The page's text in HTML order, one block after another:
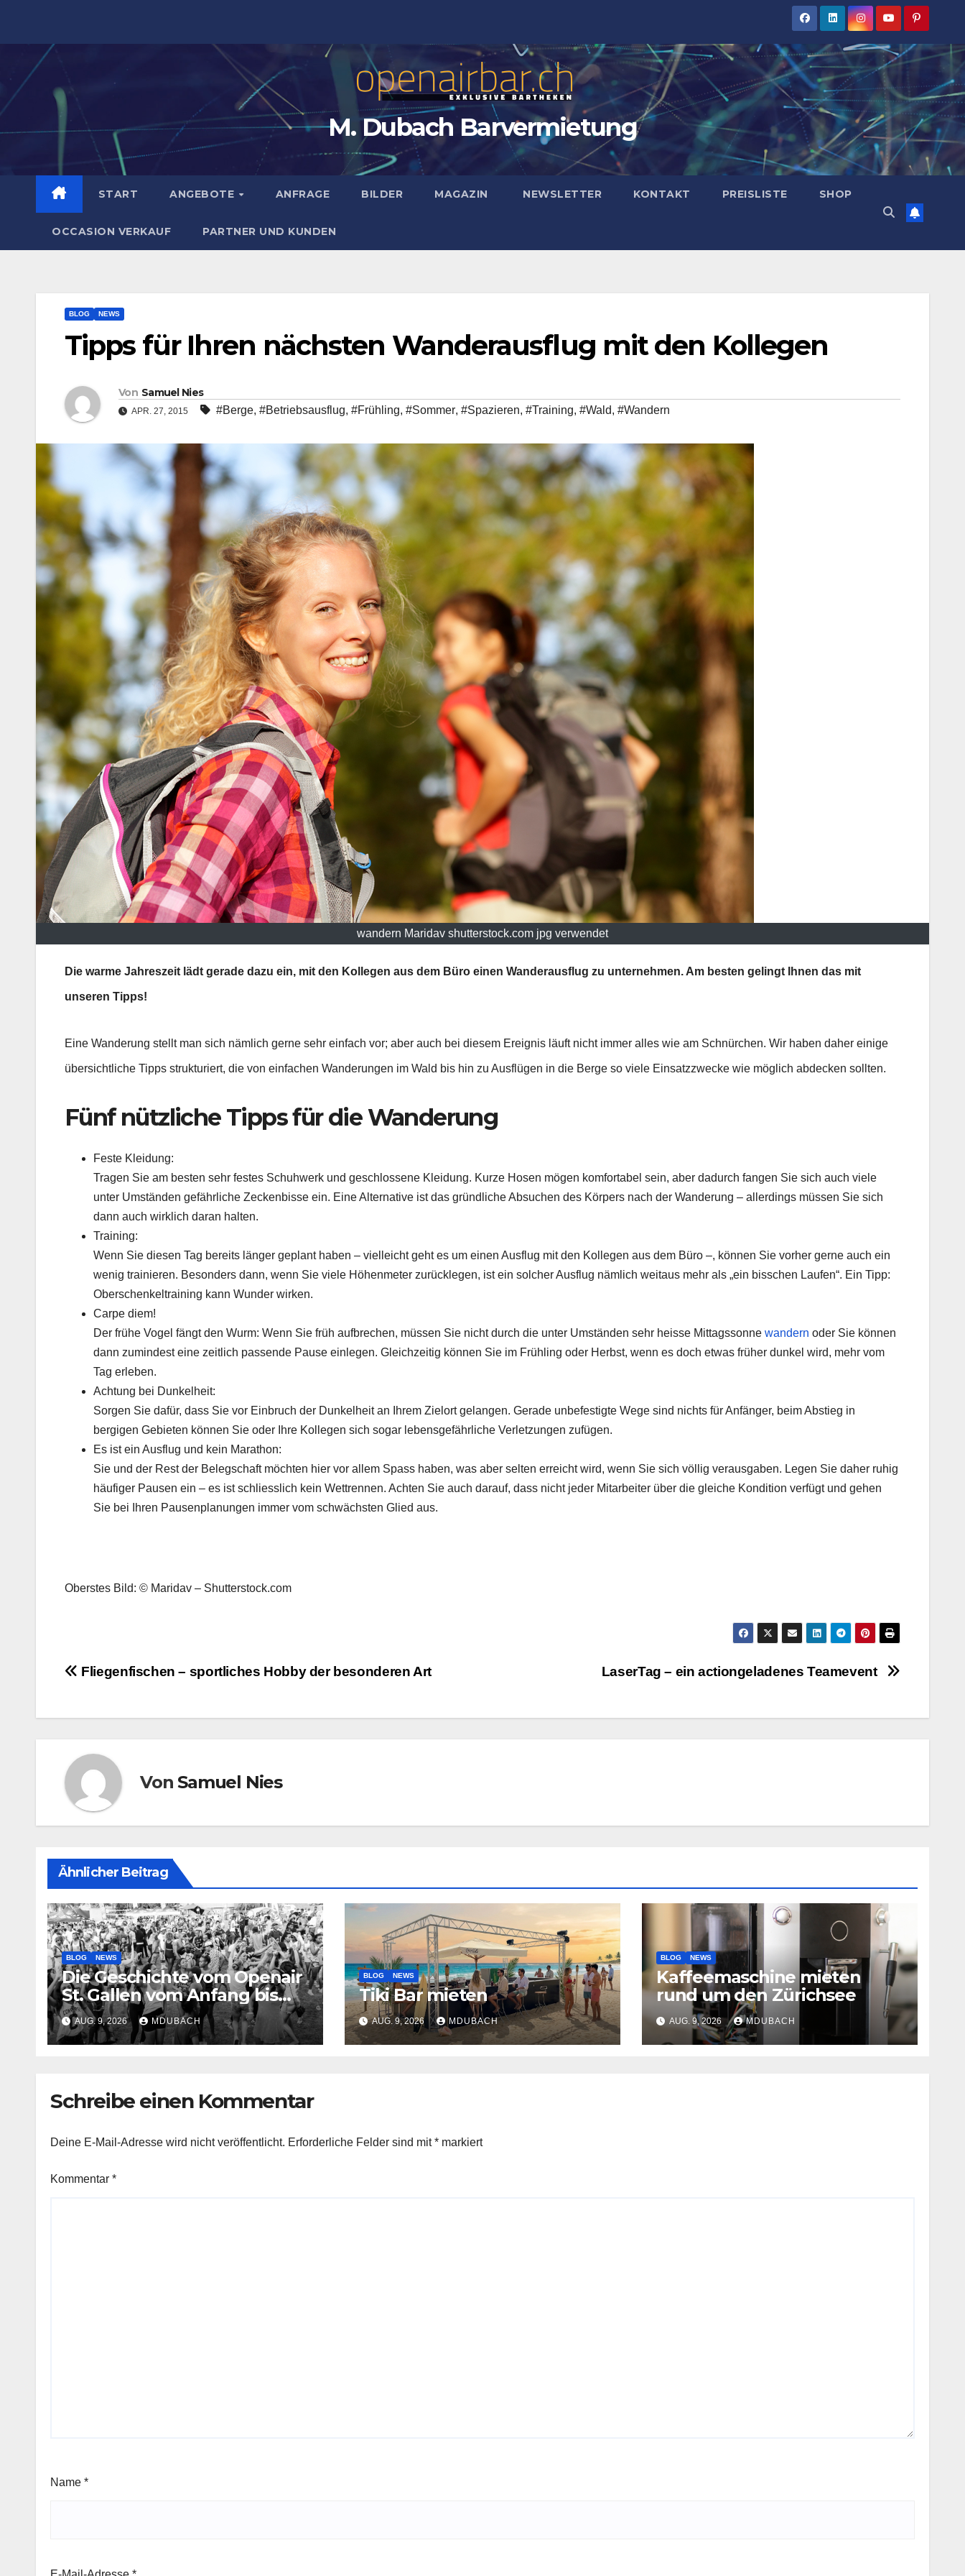
M. Dubach Barvermietung
START ANGEBOTE ANFRAGE BILDER MAGAZIN NEWSLETTER KONTAKT PREISLISTE SHOP
OCCASION VERKAUF PARTNER UND KUNDEN
BLOG NEWS
Tipps für Ihren nächsten Wanderausflug mit den Kollegen
Von Samuel Nies
APR. 27, 2015 #Berge, #Betriebsausflug, #Frühling, #Sommer, #Spazieren, #Training, #Wald, #Wandern
wandern Maridav shutterstock.com jpg verwendet
Die warme Jahreszeit lädt gerade dazu ein, mit den Kollegen aus dem Büro einen Wanderausflug zu unternehmen. Am besten gelingt Ihnen das mit
unseren Tipps!
Eine Wanderung stellt man sich nämlich gerne sehr einfach vor; aber auch bei diesem Ereignis läuft nicht immer alles wie am Schnürchen. Wir haben daher einige
übersichtliche Tipps strukturiert, die von einfachen Wanderungen im Wald bis hin zu Ausflügen in die Berge so viele Einsatzzwecke wie möglich abdecken sollten.
Fünf nützliche Tipps für die Wanderung
Feste Kleidung:
Tragen Sie am besten sehr festes Schuhwerk und geschlossene Kleidung. Kurze Hosen mögen komfortabel sein, aber dadurch fangen Sie sich auch viele
unter Umständen gefährliche Zeckenbisse ein. Eine Alternative ist das gründliche Absuchen des Körpers nach der Wanderung – allerdings müssen Sie sich
dann auch wirklich daran halten.
Training:
Wenn Sie diesen Tag bereits länger geplant haben – vielleicht geht es um einen Ausflug mit den Kollegen aus dem Büro –, können Sie vorher gerne auch ein
wenig trainieren. Besonders dann, wenn Sie viele Höhenmeter zurücklegen, ist ein solcher Ausflug nämlich weitaus mehr als „ein bisschen Laufen“. Ein Tipp:
Oberschenkeltraining kann Wunder wirken.
Carpe diem!
Der frühe Vogel fängt den Wurm: Wenn Sie früh aufbrechen, müssen Sie nicht durch die unter Umständen sehr heisse Mittagssonne wandern oder Sie können
dann zumindest eine zeitlich passende Pause einlegen. Gleichzeitig können Sie im Frühling oder Herbst, wenn es doch etwas früher dunkel wird, mehr vom
Tag erleben.
Achtung bei Dunkelheit:
Sorgen Sie dafür, dass Sie vor Einbruch der Dunkelheit an Ihrem Zielort gelangen. Gerade unbefestigte Wege sind nichts für Anfänger, beim Abstieg in
bergigen Gebieten können Sie oder Ihre Kollegen sich sogar lebensgefährliche Verletzungen zufügen.
Es ist ein Ausflug und kein Marathon:
Sie und der Rest der Belegschaft möchten hier vor allem Spass haben, was aber selten erreicht wird, wenn Sie sich völlig verausgaben. Legen Sie daher ruhig
häufiger Pausen ein – es ist schliesslich kein Wettrennen. Achten Sie auch darauf, dass nicht jeder Mitarbeiter über die gleiche Kondition verfügt und gehen
Sie bei Ihren Pausenplanungen immer vom schwächsten Glied aus.
Oberstes Bild: © Maridav – Shutterstock.com
Beitragsnavigation LaserTag – ein actiongeladenes Teamevent
Fliegenfischen – sportliches Hobby der besonderen Art
Von Samuel Nies
Ähnlicher Beitrag
BLOG NEWS
Die Geschichte vom Openair
St. Gallen vom Anfang bis
jetzt
AUG. 9, 2026 MDUBACH
BLOG NEWS
Tiki Bar mieten
AUG. 9, 2026 MDUBACH
BLOG NEWS
Kaffeemaschine mieten
rund um den Zürichsee
AUG. 9, 2026 MDUBACH
Schreibe einen Kommentar
Deine E-Mail-Adresse wird nicht veröffentlicht. Erforderliche Felder sind mit* markiert
Kommentar *
Name *